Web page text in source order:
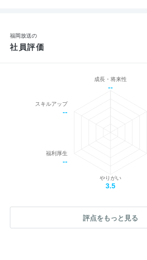
福岡放送の
社員評価
成長・将来性
--
やりがい
3.5
福利厚生
--
スキルアップ
--
評点をもっと見る